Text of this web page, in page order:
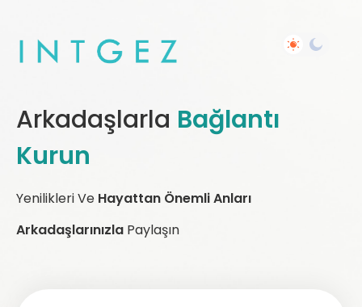
Arkadaşlarla Bağlantı
Kurun
Yenilikleri Ve Hayattan Önemli Anları
Arkadaşlarınızla Paylaşın